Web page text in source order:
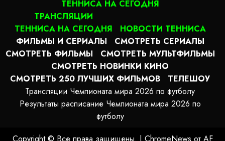
ТЕННИСА НА СЕГОДНЯ
ТРАНСЛЯЦИИ
ТЕННИСА НА СЕГОДНЯ
НОВОСТИ ТЕННИСА
ФИЛЬМЫ И СЕРИАЛЫ
СМОТРЕТЬ СЕРИАЛЫ
СМОТРЕТЬ ФИЛЬМЫ
СМОТРЕТЬ МУЛЬТФИЛЬМЫ
СМОТРЕТЬ НОВИНКИ КИНО
СМОТРЕТЬ 250 ЛУЧШИХ ФИЛЬМОВ
ТЕЛЕШОУ
Трансляции Чемпионата мира 2026 по футболу
Результаты расписание Чемпионата мира 2026 по
футболу